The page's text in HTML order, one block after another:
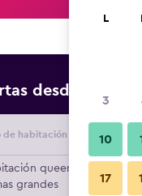
desde
de habitación
queen, 2
grandes
L
3
10
17